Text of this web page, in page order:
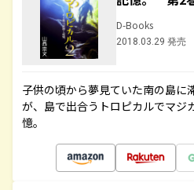
D-Books
2018.03.29 発売
子供の頃から夢見ていた南の島に
が、島で出合うトロピカルでマジ
憶。